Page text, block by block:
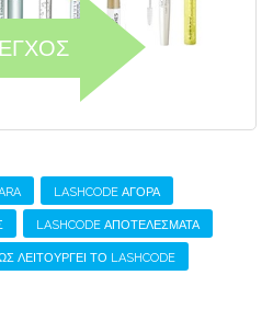
LASHCODE ΑΓΟΡΆ
LASHCODE ΑΠΟΤΕΛΈΣΜΑΤΑ
ΛΕΙΤΟΥΡΓΕΊ ΤΟ LASHCODE